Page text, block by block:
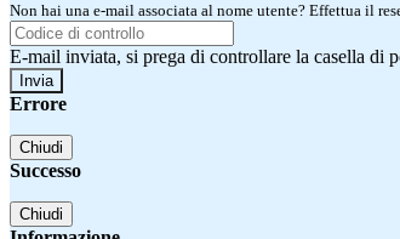
Non hai una e-mail associata al nome utente? Effettua il
E-mail inviata, si prega di controllare la casella di
Errore
Chiudi
Successo
Chiudi